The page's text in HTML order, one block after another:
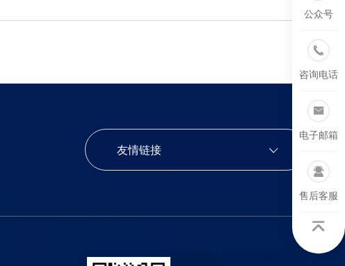
友情链接
公众号
咨询电话
电子邮箱
售后客服